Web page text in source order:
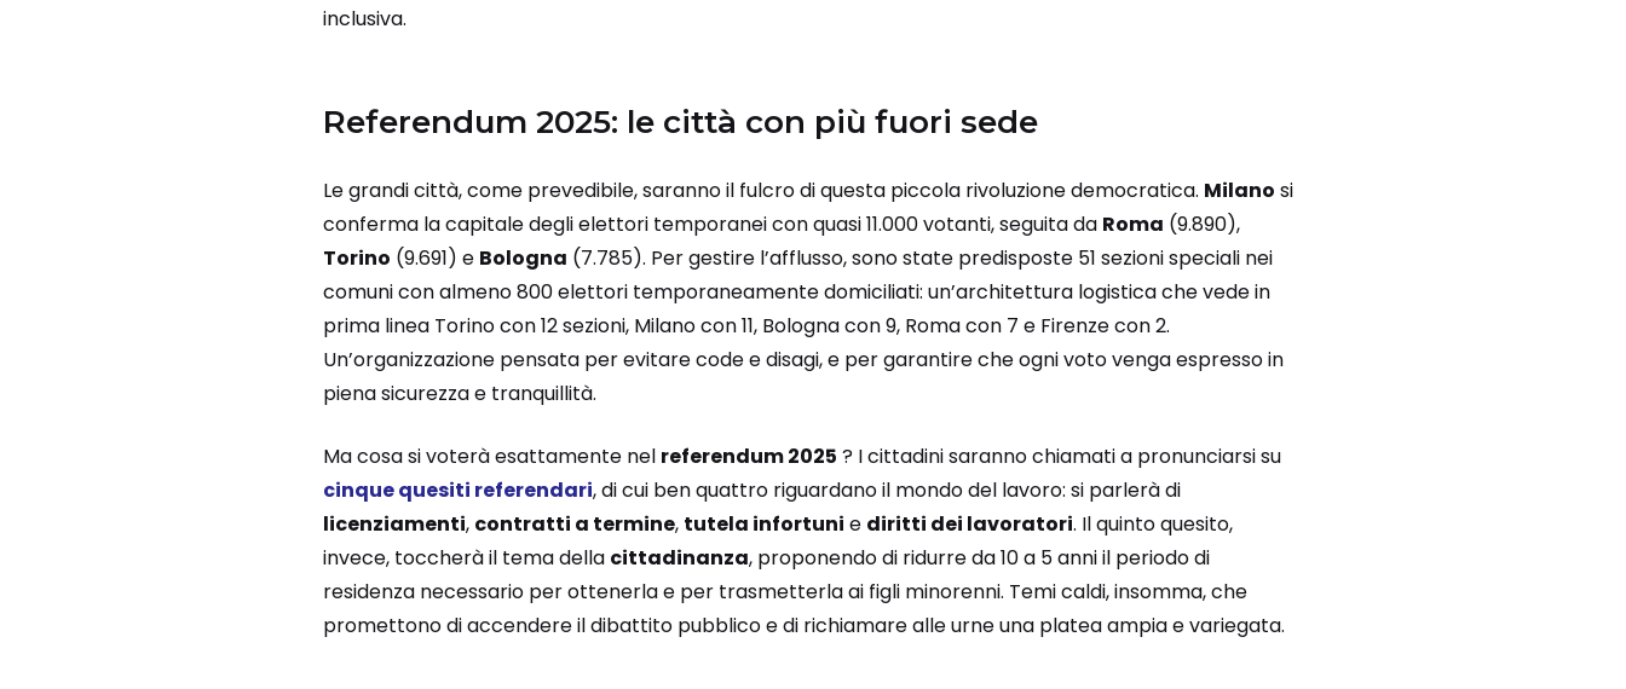
inclusiva.
Referendum 2025: le città con più fuori sede
Le grandi città, come prevedibile, saranno il fulcro di questa piccola rivoluzione democratica. Milano si
conferma la capitale degli elettori temporanei con quasi 11.000 votanti, seguita da Roma (9.890),
Torino (9.691) e Bologna (7.785). Per gestire l’afflusso, sono state predisposte 51 sezioni speciali nei
comuni con almeno 800 elettori temporaneamente domiciliati: un’architettura logistica che vede in
prima linea Torino con 12 sezioni, Milano con 11, Bologna con 9, Roma con 7 e Firenze con 2.
Un’organizzazione pensata per evitare code e disagi, e per garantire che ogni voto venga espresso in
piena sicurezza e tranquillità.
Ma cosa si voterà esattamente nel referendum 2025 ? I cittadini saranno chiamati a pronunciarsi su
cinque quesiti referendari, di cui ben quattro riguardano il mondo del lavoro: si parlerà di
licenziamenti, contratti a termine, tutela infortuni e diritti dei lavoratori. Il quinto quesito,
invece, toccherà il tema della cittadinanza, proponendo di ridurre da 10 a 5 anni il periodo di
residenza necessario per ottenerla e per trasmetterla ai figli minorenni. Temi caldi, insomma, che
promettono di accendere il dibattito pubblico e di richiamare alle urne una platea ampia e variegata.